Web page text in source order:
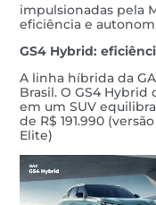
impulsionadas pela
eficiência e
GS4 Hybrid:
A linha híbrida da
Brasil. O GS4
em um SUV
de R$ 191.990
Elite)